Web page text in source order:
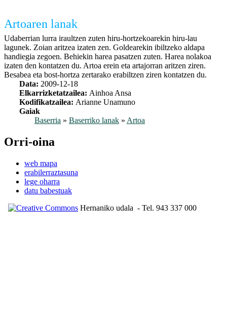
Artoaren lanak
Udaberrian lurra iraultzen zuten hiru-hortzekoarekin hiru-lau
lagunek. Zoian aritzea izaten zen. Goldearekin ibiltzeko aldapa
handiegia zegoen. Behiekin harea pasatzen zuten. Harea nolakoa
izaten den kontatzen du. Artoa erein eta artajorran aritzen ziren.
Besabea eta bost-hortza zertarako erabiltzen ziren kontatzen du.
Data: 2009-12-18
Elkarrizketatzailea: Ainhoa Ansa
Kodifikatzailea: Arianne Unamuno
Gaiak
Baserria » Baserriko lanak » Artoa
Orri-oina
web mapa
erabilerraztasuna
lege oharra
datu babestuak
Hernaniko udala - Tel. 943 337 000